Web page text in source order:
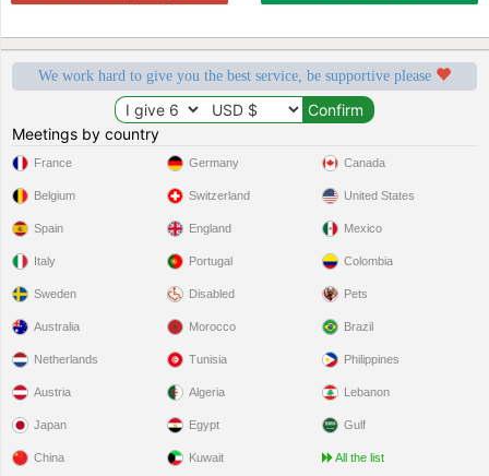
We work hard to give you the best service, be supportive please
Meetings by country
France
Belgium
Spain
Italy
Sweden
Germany
Switzerland
England
Portugal
Disabled
Canada
United States
Mexico
Colombia
Pets
Australia
Netherlands
Austria
Japan
China
Morocco
Tunisia
Algeria
Egypt
Kuwait
Brazil
Philippines
Lebanon
Gulf
All the list